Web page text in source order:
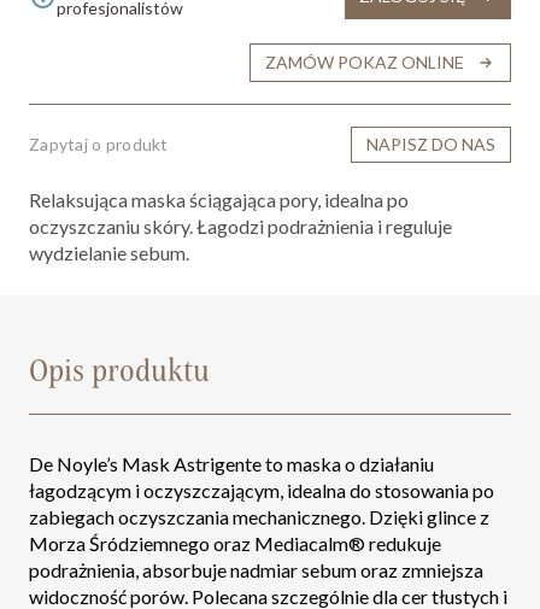
profesjonalistów
ZAMÓW POKAZ ONLINE
Zapytaj o produkt NAPISZ DO NAS
Relaksująca maska ściągająca pory, idealna po
oczyszczaniu skóry. Łagodzi podrażnienia i reguluje
wydzielanie sebum.
Opis produktu
De Noyle’s Mask Astrigente to maska o działaniu
łagodzącym i oczyszczającym, idealna do stosowania po
zabiegach oczyszczania mechanicznego. Dzięki glince z
Morza Śródziemnego oraz Mediacalm® redukuje
podrażnienia, absorbuje nadmiar sebum oraz zmniejsza
widoczność porów. Polecana szczególnie dla cer tłustych i